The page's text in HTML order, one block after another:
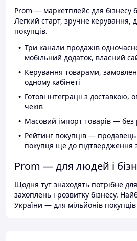
Prom — маркетплейс для бізнесу
Легкий старт, зручне керування,
покупців.
Три канали продажів
мобільний додаток, власний
Керування товарами,
одному кабінеті
Готові інтеграції з
чеків
Масовий імпорт товарів — без
Рейтинг покупців — продавець
покупця ще до підтвердження
Prom — для людей і
Щодня тут знаходять потрібне
захоплень і розвитку бізнесу.
України — для мільйонів